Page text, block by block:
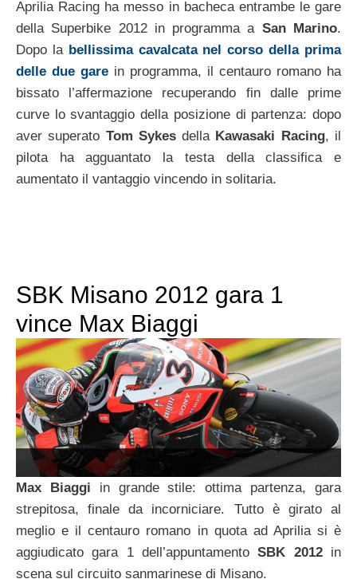
Aprilia Racing ha messo in bacheca entrambe le gare
della Superbike 2012 in programma a San Marino.
Dopo la bellissima cavalcata nel corso della prima
delle due gare in programma, il centauro romano ha
bissato l’affermazione recuperando fin dalle prime
curve lo svantaggio della posizione di partenza: dopo
aver superato Tom Sykesdella Kawasaki Racing, il
pilota ha agguantato la testa della classifica e
aumentato il vantaggio vincendo in solitaria.
SBK Misano 2012 gara 1
vince Max Biaggi
Max Biaggi in grande stile: ottima partenza, gara
strepitosa, finale da incorniciare. Tutto è girato al
meglio e il centauro romano in quota ad Aprilia si è
aggiudicato gara 1 dell’appuntamentoSBK 2012in
scena sul circuito sanmarinese di Misano.